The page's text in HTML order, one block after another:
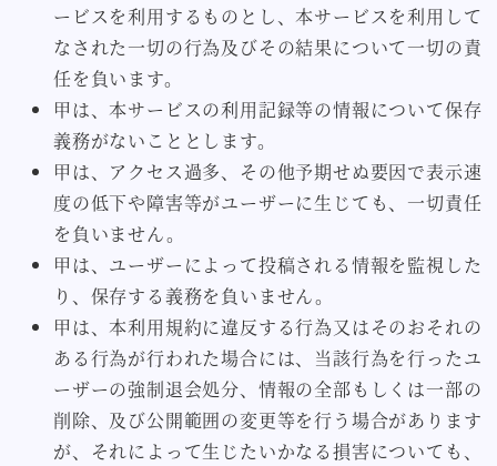
ービスを利用するものとし、本サービスを利用して
なされた一切の行為及びその結果について一切の責
任を負います。
甲は、本サービスの利用記録等の情報について保存
義務がないこととします。
甲は、アクセス過多、その他予期せぬ要因で表示速
度の低下や障害等がユーザーに生じても、一切責任
を負いません。
甲は、ユーザーによって投稿される情報を監視した
り、保存する義務を負いません。
甲は、本利用規約に違反する行為又はそのおそれの
ある行為が行われた場合には、当該行為を行ったユ
ーザーの強制退会処分、情報の全部もしくは一部の
削除、及び公開範囲の変更等を行う場合があります
が、それによって生じたいかなる損害についても、